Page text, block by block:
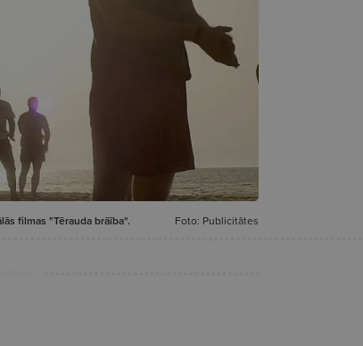
filmas "Tērauda brāība". Foto: Publicitātes